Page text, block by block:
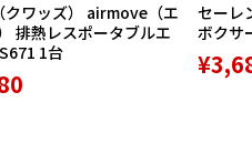
クワッズ） airmove（エ
排熱レスポータブルエ
1台
セーレ
ボクサ